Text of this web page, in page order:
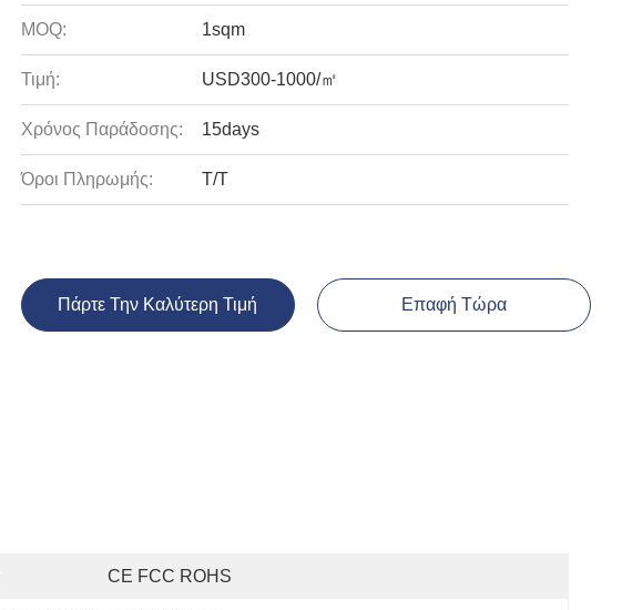
MOQ: 1sqm
Τιμή: USD300-1000/㎡
Χρόνος Παράδοσης: 15days
Όροι Πληρωμής: T/T
Πάρτε Την Καλύτερη Τιμή Επαφή Τώρα
CE FCC ROHS